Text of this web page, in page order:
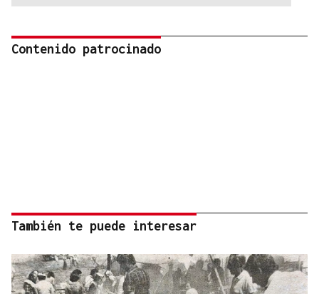
Contenido patrocinado
También te puede interesar